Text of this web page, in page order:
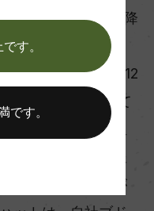
と国内でも長く、降
で、開花期の11〜12
の3〜4月にかけて
続きます。この温
成熟し、風味が豊
も優れたブドウが
す。
です。